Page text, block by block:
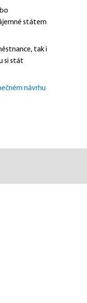
státem
tak i
si stát
návrhu